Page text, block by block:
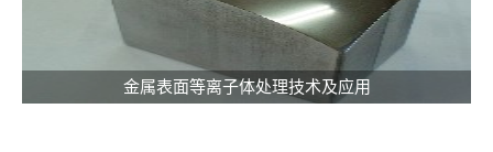
金属表面等离子体处理技术及应用